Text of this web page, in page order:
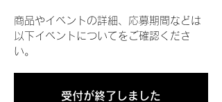
商品やイベントの詳細、応募期間などは
以下イベントについてをご確認くださ
い。
受付が終了しました